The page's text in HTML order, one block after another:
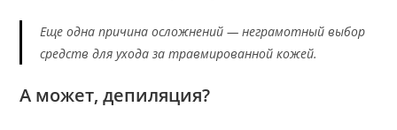
Еще одна причина осложнений — неграмотный выбор
средств для ухода за травмированной кожей.
А может, депиляция?